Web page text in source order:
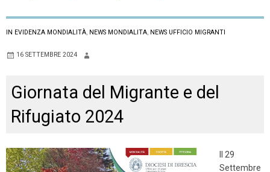
IN EVIDENZA MONDIALITÀ, NEWS MONDIALITA, NEWS UFFICIO MIGRANTI
16 SETTEMBRE 2024
Giornata del Migrante e del
Rifugiato 2024
Il 29
Settembre